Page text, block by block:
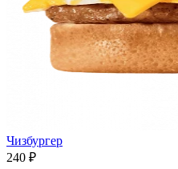
Чизбургер
240 ₽